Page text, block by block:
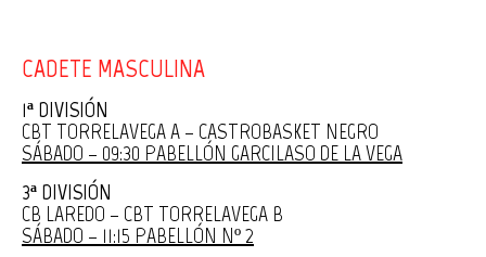
CADETE MASCULINA
1ª DIVISIÓN
CBT TORRELAVEGA A – CASTROBASKET NEGRO
SÁBADO – 09:30 PABELLÓN GARCILASO DE LA VEGA
3ª DIVISIÓN
CB LAREDO – CBT TORRELAVEGA B
SÁBADO – 11:15 PABELLÓN Nº 2